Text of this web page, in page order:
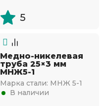
5
Медно-никелевая
труба 25×3 мм
МНЖ5-1
Марка стали: МНЖ 5-1
В наличии